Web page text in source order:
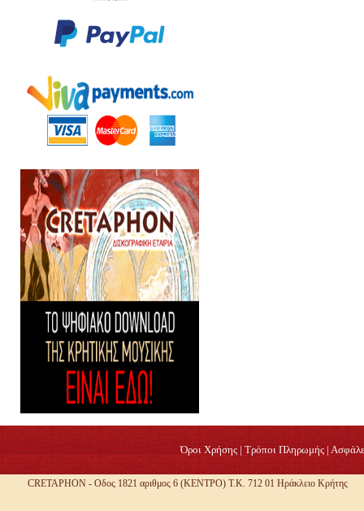
Όροι Χρήσης | Τρόποι Πληρωμής |
CRETAPHON - Οδος 1821 αριθμος 6 (ΚΕΝΤΡΟ) Τ.Κ. 712 01 Ηράκλειο Κρήτης